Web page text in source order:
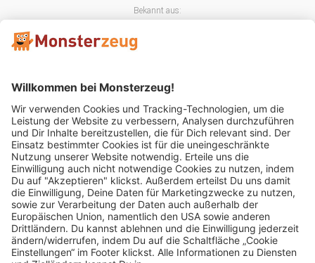
Bekannt aus:
Mitglied im: